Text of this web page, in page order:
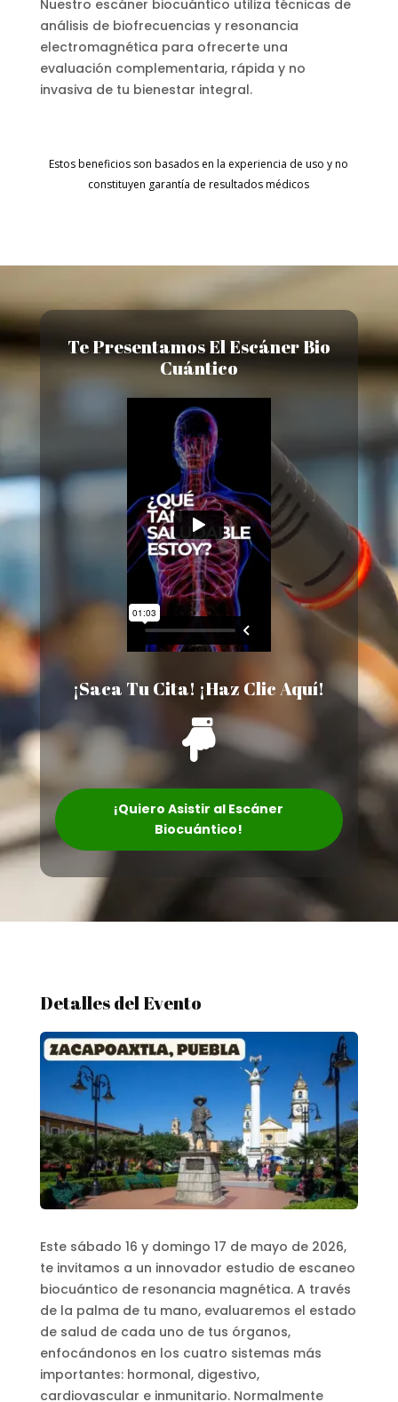
Nuestro escáner biocuántico utiliza técnicas de
análisis de biofrecuencias y resonancia
electromagnética para ofrecerte una
evaluación complementaria, rápida y no
invasiva de tu bienestar integral.
Estos beneficios son basados en la experiencia de uso y no
constituyen garantía de resultados médicos
Te Presentamos El Escáner Bio
Cuántico
¡Saca Tu Cita! ¡Haz Clic Aquí!

¡Quiero Asistir al Escáner
Biocuántico!
Detalles del Evento
Este sábado 16 y domingo 17 de mayo de 2026,
te invitamos a un innovador estudio de escaneo
biocuántico de resonancia magnética. A través
de la palma de tu mano, evaluaremos el estado
de salud de cada uno de tus órganos,
enfocándonos en los cuatro sistemas más
importantes: hormonal, digestivo,
cardiovascular e inmunitario. Normalmente